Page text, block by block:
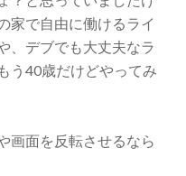
家で自由に働けるライ
、デブでも大丈夫なラ
う40歳だけどやってみ
画面を反転させるなら